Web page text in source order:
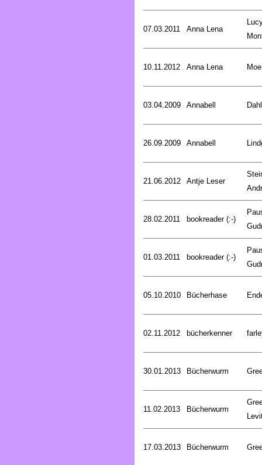
07.03.2011 Anna Lena
10.11.2012 Anna Lena
03.04.2009 Annabell
26.09.2009 Annabell
21.06.2012 Antje Leser
28.02.2011 bookreader (:-)
01.03.2011 bookreader (:-)
05.10.2010 Bücherhase
02.11.2012 bücherkenner
30.01.2013 Bücherwurm
11.02.2013 Bücherwurm
17.03.2013 Bücherwurm